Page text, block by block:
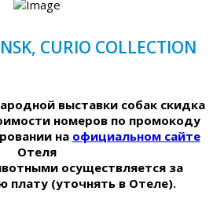
CURIO COLLECTION
выставки собак скидка
номеров по промокоду
на официальном сайте
Отеля
осуществляется за
плату (уточнять в Отеле).